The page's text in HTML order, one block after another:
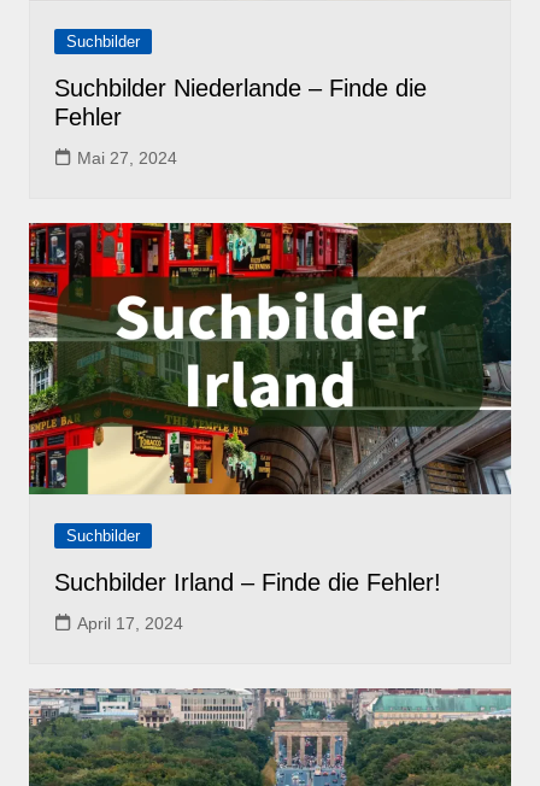
Suchbilder
Suchbilder Niederlande – Finde die
Fehler
Mai 27, 2024
Suchbilder
Suchbilder Irland – Finde die Fehler!
April 17, 2024